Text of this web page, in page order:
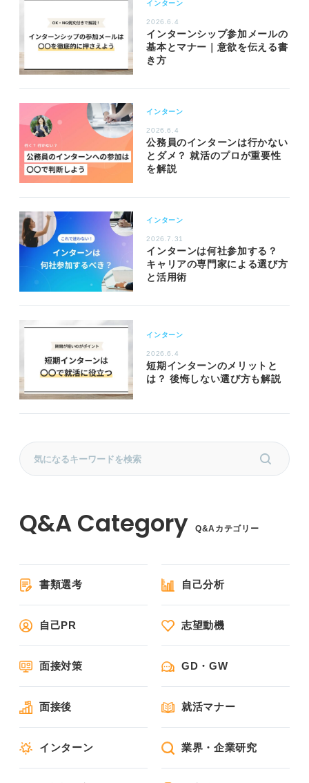
インターン
2026.6.4
インターンシップ参加メールの
基本とマナー｜意欲を伝える書
き方
インターン
2026.6.4
公務員のインターンは行かない
とダメ？ 就活のプロが重要性
を解説
インターン
2026.7.31
インターンは何社参加する？
キャリアの専門家による選び方
と活用術
インターン
2026.6.4
短期インターンのメリットと
は？ 後悔しない選び方も解説
Q&Aカテゴリー
書類選考 自己分析
自己PR 志望動機
面接対策 GD・GW
面接後 就活マナー
インターン 業界・企業研究